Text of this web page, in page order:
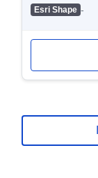
Esri Shape -